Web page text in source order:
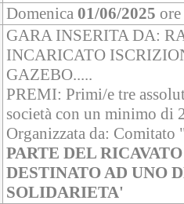
Domenica 01/06/2025
GARA INSERITA DA:
INCARICATO
GAZEBO.....
PREMI: Primi/e tre
società con un minimo di
Organizzata da:
PARTE DEL
DESTINATO AD UNO
SOLIDARIETA'